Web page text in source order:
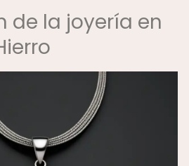
de la joyería en